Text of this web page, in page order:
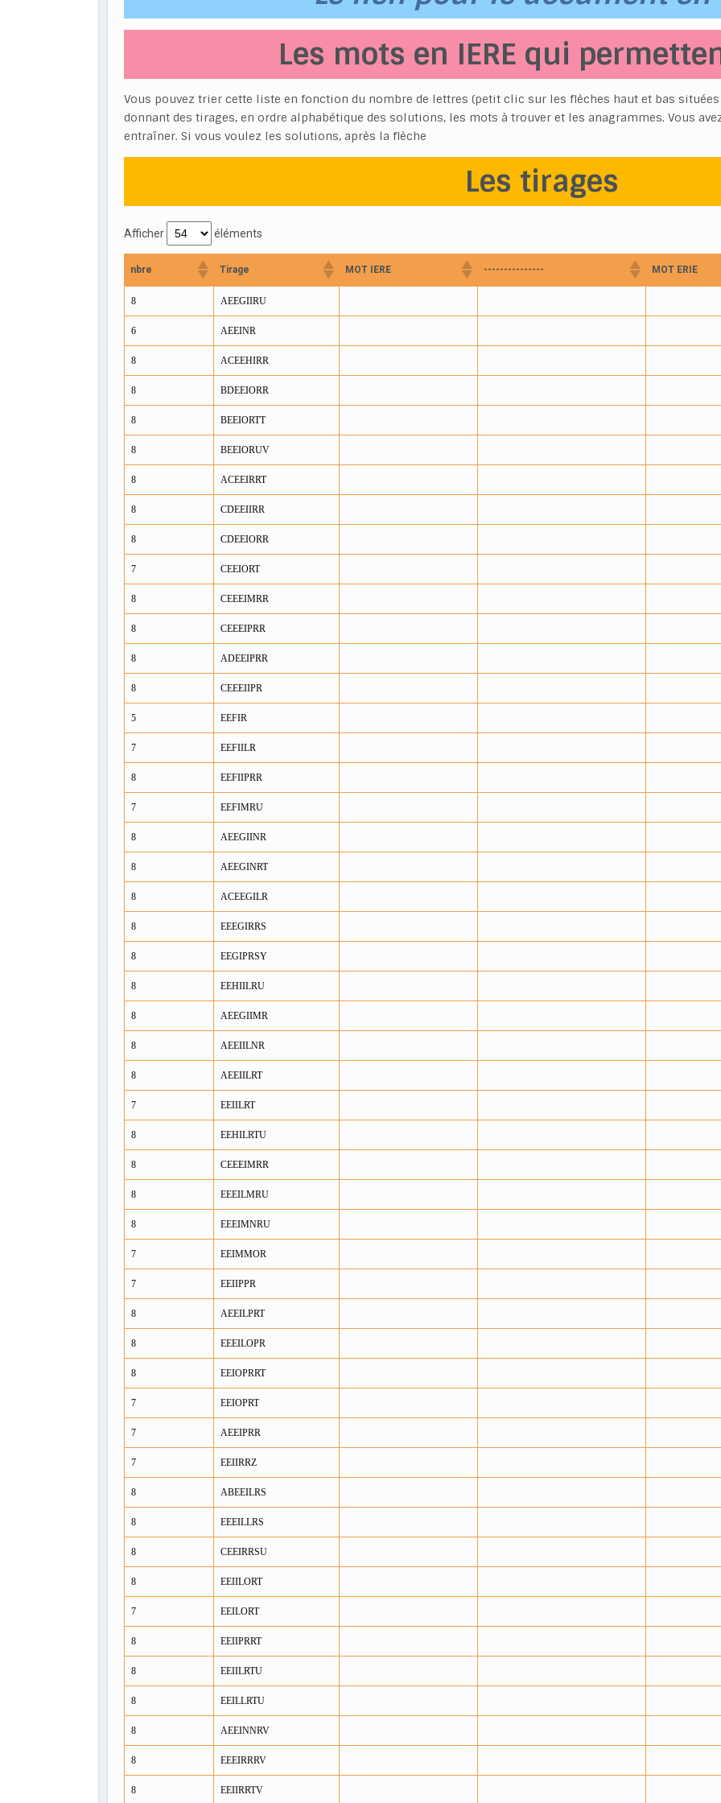
Les mots en IERE qui
Vous pouvez trier cette liste en fonction du nombre de lettres (petit clic sur les flèches haut et bas
donnant des tirages, en ordre alphabétique des solutions, les mots à trouver et les anagrammes. Vous
entraîner. Si vous voulez les solutions, après la flèche
Les tirages
Afficher éléments
nbre Tirage MOT IERE --------------- MOT ERIE
8 AEEGIIRU
6 AEEINR
8 ACEEHIRR
8 BDEEIORR
8 BEEIORTT
8 BEEIORUV
8 ACEEIRRT
8 CDEEIIRR
8 CDEEIORR
7 CEEIORT
8 CEEEIMRR
8 CEEEIPRR
8 ADEEIPRR
8 CEEEIIPR
5 EEFIR
7 EEFIILR
8 EEFIIPRR
7 EEFIMRU
8 AEEGIINR
8 AEEGINRT
8 ACEEGILR
8 EEEGIRRS
8 EEGIPRSY
8 EEHIILRU
8 AEEGIIMR
8 AEEIILNR
8 AEEIILRT
7 EEIILRT
8 EEHILRTU
8 CEEEIMRR
8 EEEILMRU
8 EEEIMNRU
7 EEIMMOR
7 EEIIPPR
8 AEEILPRT
8 EEEILOPR
8 EEIOPRRT
7 EEIOPRT
7 AEEIPRR
7 EEIIRRZ
8 ABEEILRS
8 EEEILLRS
8 CEEIRRSU
8 EEIILORT
7 EEILORT
8 EEIIPRRT
8 EEIILRTU
8 EEILLRTU
8 AEEINNRV
8 EEEIRRRV
8 EEIIRRTV